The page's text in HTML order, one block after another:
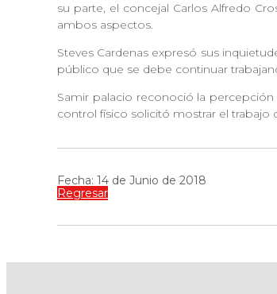
su parte, el concejal Carlos Alfredo
ambos aspectos.
Steves Cardenas expresó sus
público que se debe continuar
Samir palacio reconoció la
control físico solicitó mostrar el trabajo
Fecha: 14 de Junio de 2018
Regresar